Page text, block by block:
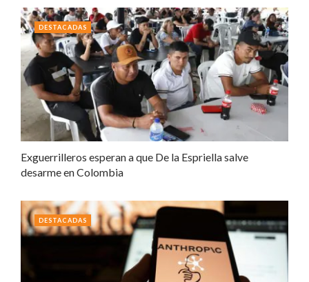
Exguerrilleros esperan a que De la Espriella salve
desarme en Colombia
DESTACADAS
DESTACADAS